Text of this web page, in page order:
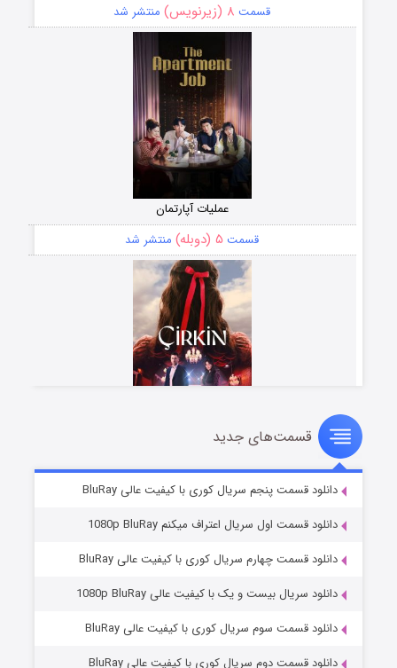
قسمت ۸ (زیرنویس) منتشر شد
عملیات آپارتمان
قسمت ۵ (دوبله) منتشر شد
سریال زشت
قسمت۲ (زیرنویس) منتشر شد
قسمت‌های جدید
دانلود قسمت پنجم سریال کوری با کیفیت عالی BluRay
دانلود قسمت اول سریال اعتراف میکنم 1080p BluRay
دانلود قسمت چهارم سریال کوری با کیفیت عالی BluRay
دانلود سریال بیست و یک با کیفیت عالی 1080p BluRay
دانلود قسمت سوم سریال کوری با کیفیت عالی BluRay
دانلود قسمت دوم سریال کوری با کیفیت عالی BluRay